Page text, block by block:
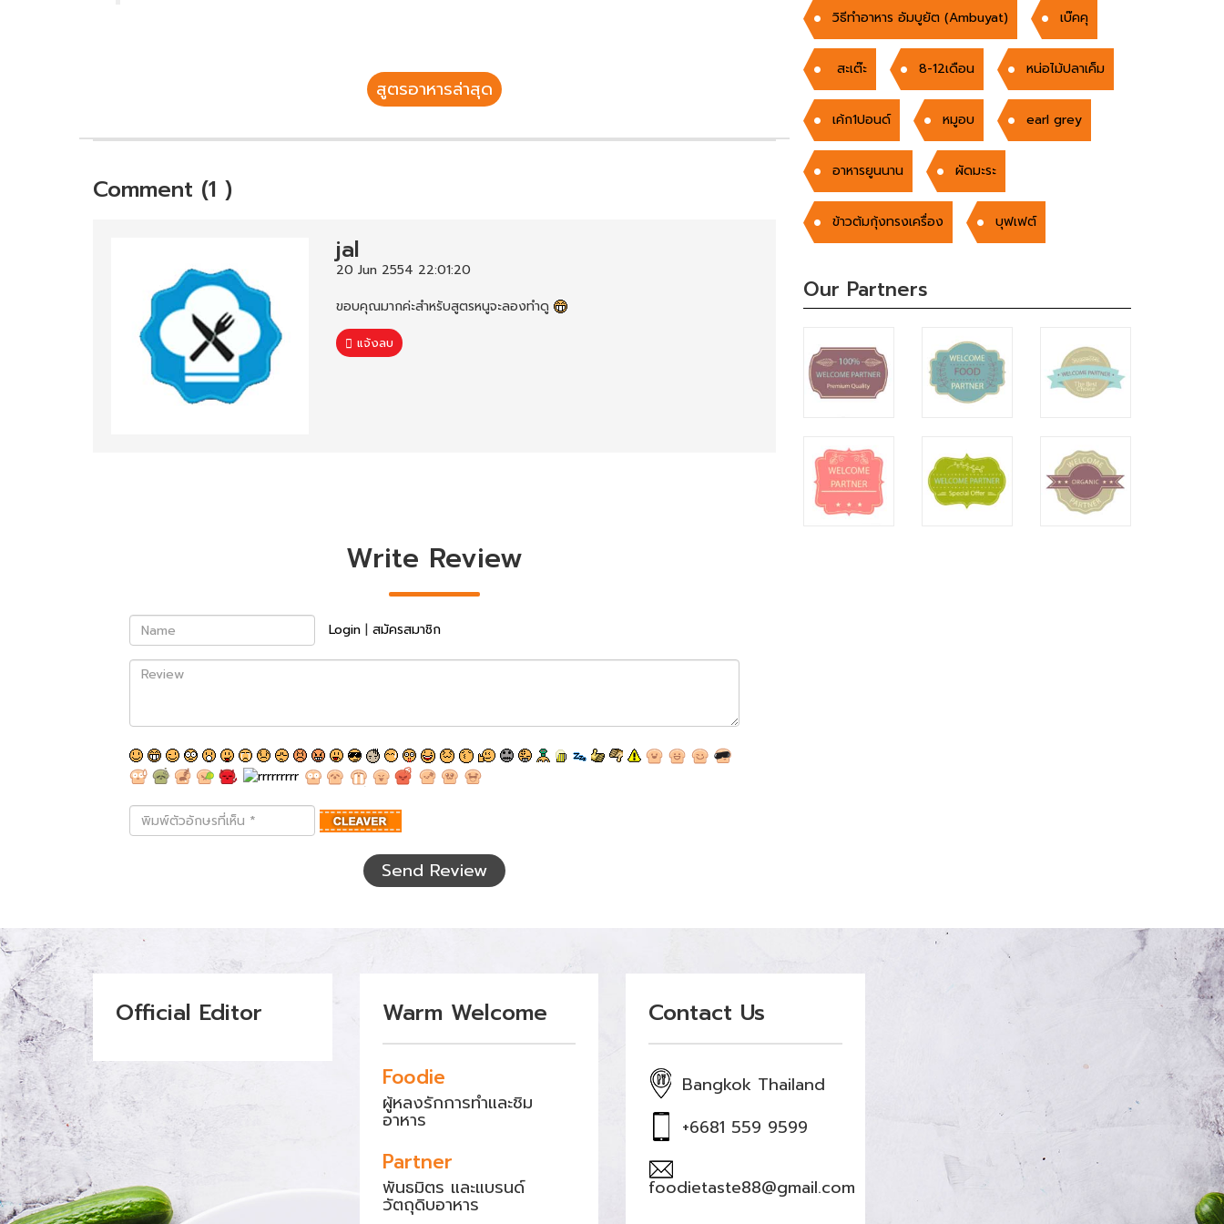
สูตรอาหารล่าสุด
Comment (1 )
jal
20 Jun 2554 22:01:20
ขอบคุณมากค่ะสำหรับสูตรหนูจะลองทำดู
แจ้งลบ
Write Review
Name Login | สมัครสมาชิก
Review
พิมพ์
ตัว
Send Review
วิธีทำอาหาร อัมบูยัต (Ambuyat) เบ๊คคุ
สะเต๊ะ 8-12เดือน หน่อไม้ปลาเค็ม
เค้ก1ปอนด์ หมูอบ earl grey
อาหารยูนนาน ผัดมะระ
ข้าวต้มกุ้งทรงเครื่อง บุฟเฟต์
Our Partners
Official Editor Warm Welcome
Foodie
ผู้หลงรักการทำและชิม
อาหาร
Partner
พันธมิตร และแบรนด์
วัตถุดิบอาหาร
Contact Us
Bangkok Thailand
+6681 559 9599
foodietaste88@gmail.com